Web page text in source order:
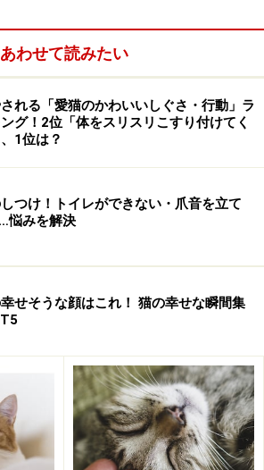
ねこさ
F S
4
17 18
2008/11月の今日のねこさ
S
M T W T F S
9 10 11 12 13 14 15
ねこさ
5
12 13
19 20
2009/1月の今日のねこさ
S
M T W T F S
3
4 5 6 7 8 9 10
11 12 13 14 15 16 17
あわせて読みたい
れる「愛猫のかわいいしぐさ・行動」ラ
グ！2位「体をスリスリこすり付けてく
1位は？
つけ！トイレができない・爪音を立て
悩みを解決
せそうな顔はこれ！ 猫の幸せな瞬間集